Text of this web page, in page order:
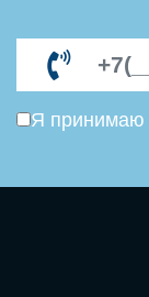
Я принимаю